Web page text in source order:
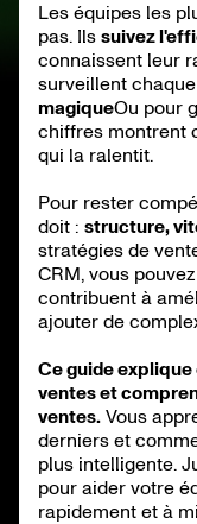
Les équipes les
pas. Ils suivez
connaissent leur
surveillent
magiqueOu pour
chiffres montrent
qui la ralentit.
Pour rester
doit : structure,
stratégies de
CRM, vous
contribuent à
ajouter de
Ce guide
ventes et
ventes. Vous
derniers et
plus intelligente.
pour aider votre
rapidement et à